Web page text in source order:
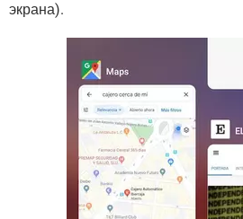
экрана).